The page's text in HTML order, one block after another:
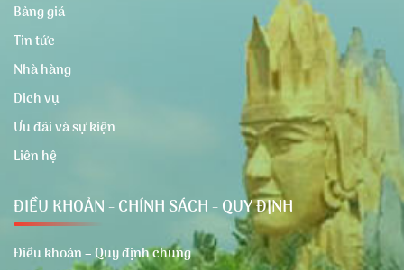
Bảng giá
Tin tức
Nhà hàng
Dich vụ
Ưu đãi và sự kiện
Liên hệ
ĐIỀU KHOẢN - CHÍNH SÁCH - QUY ĐỊNH
Điều khoản – Quy định chung